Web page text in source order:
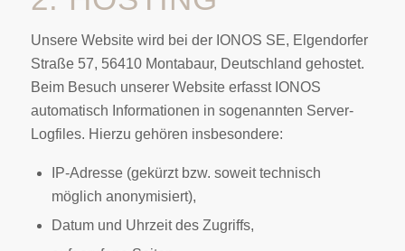
Unsere Website wird bei der IONOS SE, Elgendorfer
Straße 57, 56410 Montabaur, Deutschland gehostet.
Beim Besuch unserer Website erfasst IONOS
automatisch Informationen in sogenannten Server-
Logfiles. Hierzu gehören insbesondere:
IP-Adresse (gekürzt bzw. soweit technisch
möglich anonymisiert),
Datum und Uhrzeit des Zugriffs,